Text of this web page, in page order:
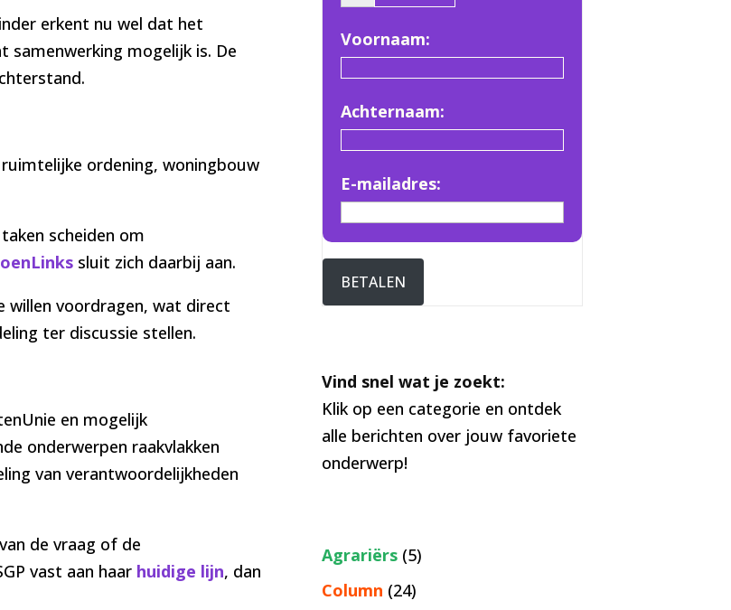
erkent nu wel dat het
mogelijk is. De
ordening, woningbouw
scheiden om
sluit zich daarbij aan.
willen voordragen, wat direct
ter discussie stellen.
en mogelijk
onderwerpen raakvlakken
van verantwoordelijkheden
de vraag of de
vast aan haar huidige lijn, dan
Voornaam:
Achternaam:
E-mailadres:
BETALEN
Vind snel wat je zoekt:
Klik op een categorie en ontdek
alle berichten over jouw favoriete
onderwerp!
Agrariërs(5)
Column (24)